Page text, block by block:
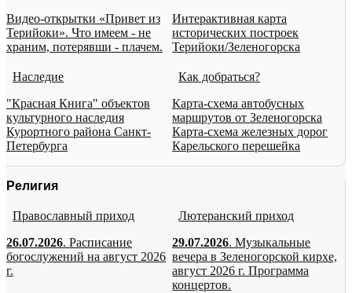
Видео-открытки «Привет из
Терийоки». Что имеем - не
храним, потерявши - плачем.
Интерактивная карта
исторических построек
Терийоки/Зеленогорска
Наследие
"Красная Книга" объектов
культурного наследия
Курортного района Санкт-
Петербурга
Как добраться?
Карта-схема автобусных
маршрутов от Зеленогорска
Карта-схема железных дорог
Карельского перешейка
Религия
Православный приход
26.07.2026. Расписание
богослужений на август 2026
г.
Лютеранский приход
29.07.2026. Музыкальные
вечера в Зеленогорской кирхе,
август 2026 г. Программа
концертов.